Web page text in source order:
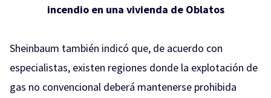
incendio en una vivienda de Oblatos
Sheinbaum también indicó que, de acuerdo con
especialistas, existen regiones donde la explotación de
gas no convencional deberá mantenerse prohibida